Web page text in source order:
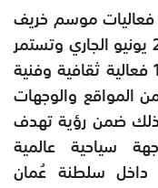
فعاليات موسم خريف
ظفار 2026، الذي تبدأ برامجه في 21 يونيو الجاري وتستمر
حتى 21 سبتمبر المقبل، متضمنًا 125 فعالية ثقافية وفنية
المواقع والوجهات
ضمن رؤية تهدف
سياحية عالمية
داخل سلطنة عُمان